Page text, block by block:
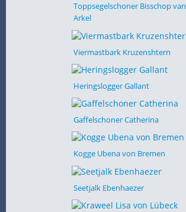
Toppsegelschoner Bisschop van
Arkel
Viermastbark Kruzenshtern
Heringslogger Gallant
Gaffelschoner Catherina
Kogge Ubena von Bremen
Seetjalk Ebenhaezer